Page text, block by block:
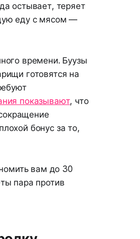
остывает, теряет
еду с мясом —
времени. Буузы
готовятся на
показывают, что
бонус за то,
вам до 30
пара против